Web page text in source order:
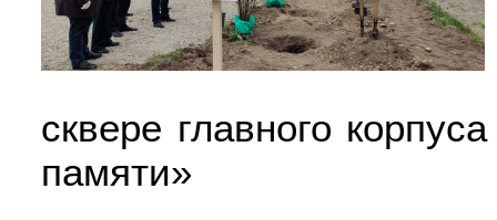
сквере главного
памяти»